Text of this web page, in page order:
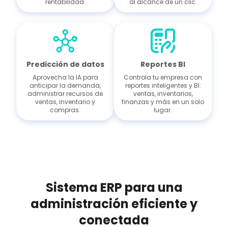
rentabilidad.
al alcance de un clic.
Predicción de datos
Aprovecha la IA para
anticipar la demanda,
administrar recursos de
ventas, inventario y
compras.
Reportes BI
Controla tu empresa con
reportes inteligentes y BI:
ventas, inventarios,
finanzas y más en un solo
lugar.
Sistema ERP para una
administración eficiente y
conectada